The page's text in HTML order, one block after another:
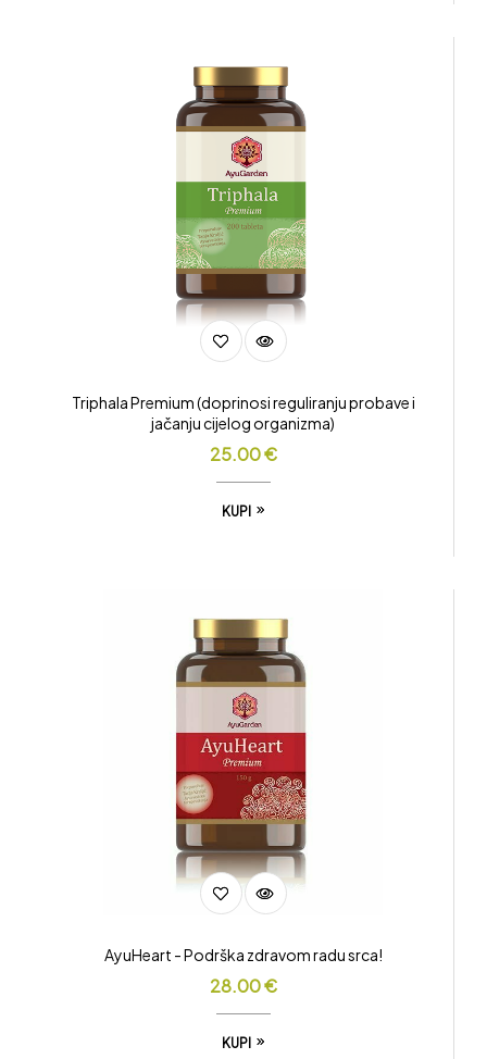
Triphala Premium (doprinosi reguliranju probave i
jačanju cijelog organizma)
25.00€
KUPI
AyuHeart - Podrška zdravom radu srca!
28.00€
KUPI